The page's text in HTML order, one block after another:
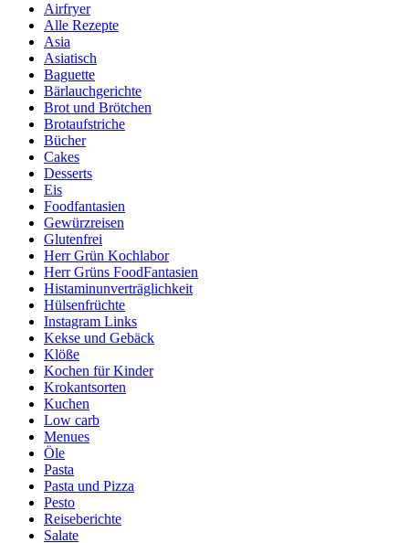
Airfryer
Alle Rezepte
Asia
Asiatisch
Baguette
Bärlauchgerichte
Brot und Brötchen
Brotaufstriche
Bücher
Cakes
Desserts
Eis
Foodfantasien
Gewürzreisen
Glutenfrei
Herr Grün Kochlabor
Herr Grüns FoodFantasien
Histaminunverträglichkeit
Hülsenfrüchte
Instagram Links
Kekse und Gebäck
Klöße
Kochen für Kinder
Krokantsorten
Kuchen
Low carb
Menues
Öle
Pasta
Pasta und Pizza
Pesto
Reiseberichte
Salate